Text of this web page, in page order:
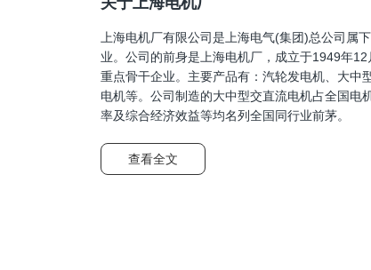
上海电机厂有限公司是上海电气(集团)总公司属
业。公司的前身是上海电机厂，成立于1949年
重点骨干企业。主要产品有：汽轮发电机、大中
电机等。公司制造的大中型交直流电机占全国
率及综合经济效益等均名列全国同行业前茅。
查看全文